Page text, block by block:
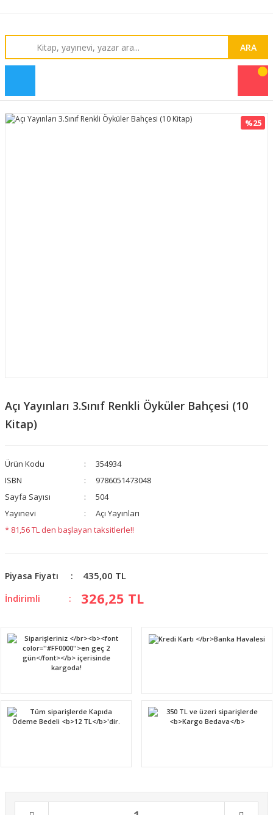
ARA
%25
Açı Yayınları 3.Sınıf Renkli Öyküler Bahçesi (10
Kitap)
Ürün Kodu
354934
ISBN
9786051473048
Sayfa Sayısı
504
Yayınevi
Açı Yayınları
* 81,56 TL den başlayan taksitlerle!!
Piyasa Fiyatı 435,00 TL
İndirimli 326,25 TL